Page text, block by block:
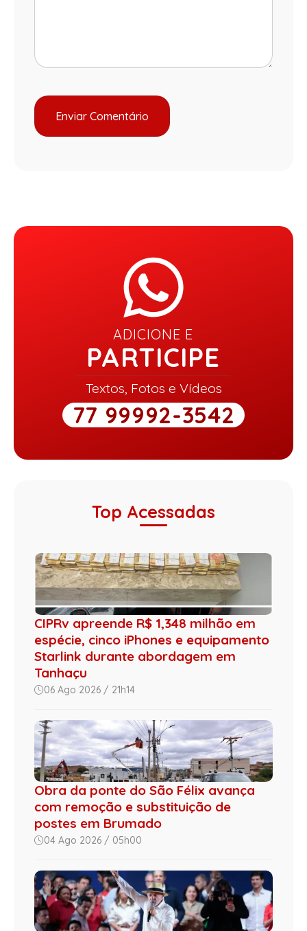
ADICIONE E
PARTICIPE
Textos, Fotos e Vídeos
77 99992-3542
Top Acessadas
CIPRv apreende R$ 1,348 milhão em
espécie, cinco iPhones e equipamento
Starlink durante abordagem em
Tanhaçu
06 Ago 2026 / 21h14
Obra da ponte do São Félix avança
com remoção e substituição de
postes em Brumado
04 Ago 2026 / 05h00